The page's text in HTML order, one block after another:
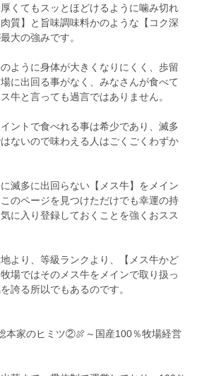
くてもスッとほどけるように噛み切れ
質】と旨味調味料かのような【コク深
大の強みです。
ように身体が大きくなりにくく、歩留
に出回る事がなく、みなさんが食べて
牛と言っても過言ではありません。
ントで食べれる事は希少であり、滅多
ないので味わえる人はごくごくわずか
滅多に出回らない【メス牛】をメイン
のページを見つけただけでも幸運の持
に入り登録しておくことを強くおスス
より、等級ランクより、【メス牛かど
場ではそのメス牛をメインで取り扱っ
誇る所以でもあるのです。
本家のヒミツ②🍖～国産100％牧場経営